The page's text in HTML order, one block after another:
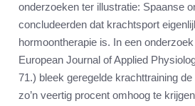
onderzoeken ter illustratie: Spaanse
concludeerden dat krachtsport
hormoontherapie is. In een
European Journal of Applied
71.) bleek geregelde krachttraining
zo’n veertig procent omhoog te